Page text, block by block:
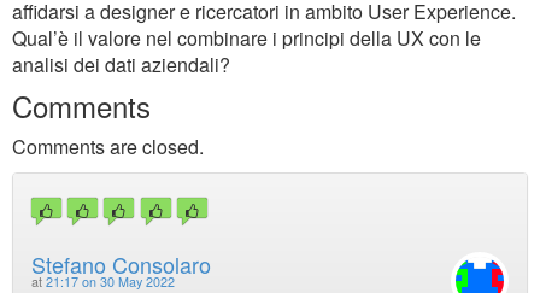
affidarsi a designer e ricercatori in ambito User Experience.
Qual’è il valore nel combinare i principi della UX con le
analisi dei dati aziendali?
Comments
Comments are closed.
Stefano Consolaro
at 21:17 on 30 May 2022